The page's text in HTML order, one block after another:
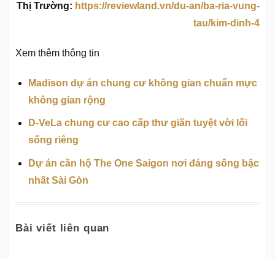
Thị Trường: https://reviewland.vn/du-an/ba-ria-vung-
tau/kim-dinh-4
Xem thêm thông tin
Madison dự án chung cư không gian chuẩn mực
không gian rộng
D-VeLa chung cư cao cấp thư giãn tuyệt vời lối
sống riêng
Dự án căn hộ The One Saigon nơi đáng sống bậc
nhất Sài Gòn
Bài viết liên quan